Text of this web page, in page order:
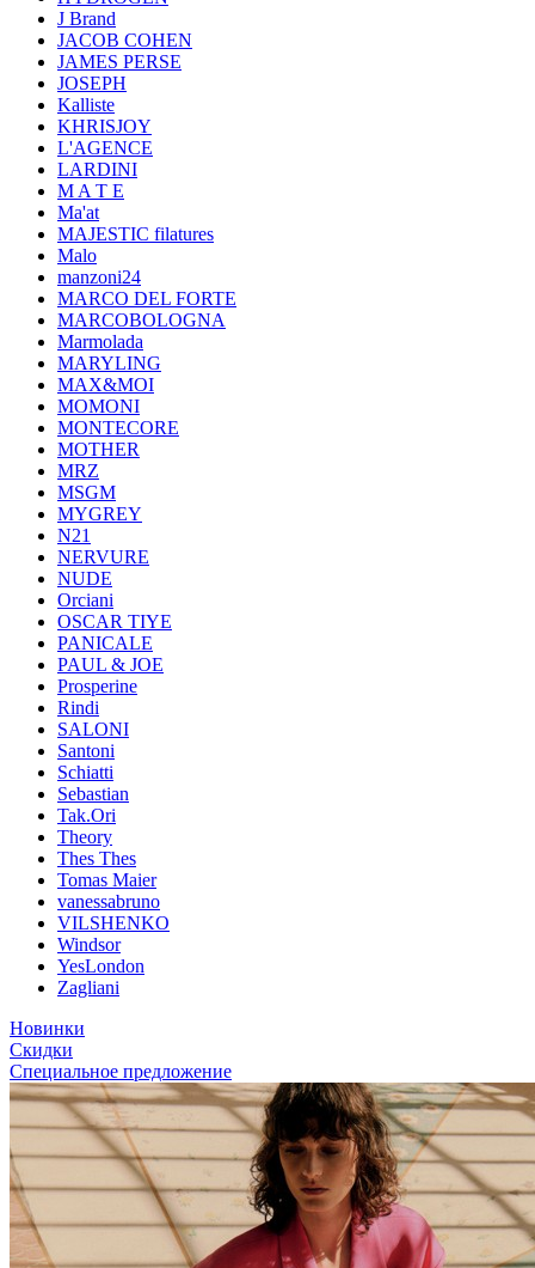
J Brand
JACOB COHEN
JAMES PERSE
JOSEPH
Kalliste
KHRISJOY
L'AGENCE
LARDINI
M A T E
Ma'at
MAJESTIC filatures
Malo
manzoni24
MARCO DEL FORTE
MARCOBOLOGNA
Marmolada
MARYLING
MAX&MOI
MOMONI
MONTECORE
MOTHER
MRZ
MSGM
MYGREY
N21
NERVURE
NUDE
Orciani
OSCAR TIYE
PANICALE
PAUL & JOE
Prosperine
Rindi
SALONI
Santoni
Schiatti
Sebastian
Tak.Ori
Theory
Thes Thes
Tomas Maier
vanessabruno
VILSHENKO
Windsor
YesLondon
Zagliani
Новинки
Скидки
Специальное предложение